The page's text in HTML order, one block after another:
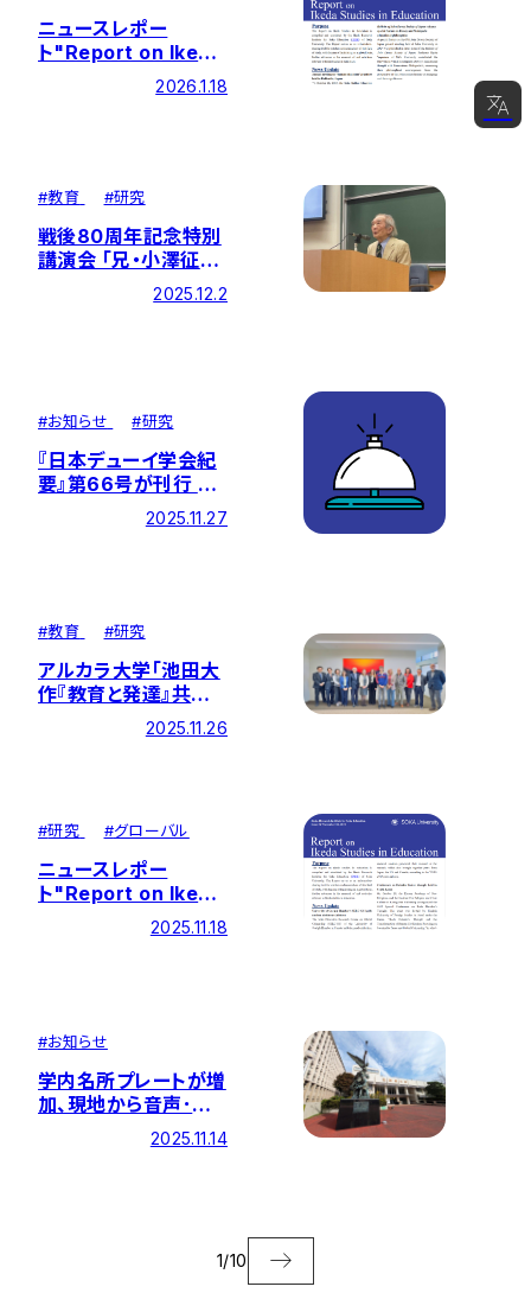
ニュースレポー
ト"Report on Ikeda
Education" 第27号
2026.1.18
#教育 #研究
戦後80周年記念特別
講演会 「兄・小澤征爾
とともに――戦争を越えて、
芸術が奏でる平和」
2025.12.2
#お知らせ #研究
『日本デューイ学会紀
要』第66号が刊行 ―
創価大学開催・第67
回大会を総括する学
2025.11.27
#教育 #研究
アルカラ大学「池田大
作『教育と発達』共同
研究所」一行と交流し
2025.11.26
#研究 #グローバル
ニュースレポー
ト"Report on Ikeda
Education" 第26号
2025.11.18
#お知らせ
学内名所プレートが増
加、現地から音声･画
像が視聴できるように
2025.11.14
1/10
한국어